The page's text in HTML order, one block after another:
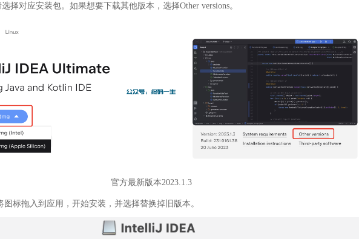
择对应安装包。如果想要下载其他版本，选择Other versions。
官方最新版本2023.1.3
图标拖入到应用，开始安装，并选择替换掉旧版本。